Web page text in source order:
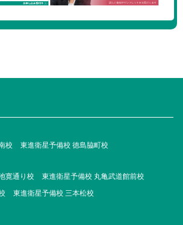
校
東進衛星予備校 徳島脇町校
寛通り校
東進衛星予備校 丸亀武道館前校
東進衛星予備校 三本松校